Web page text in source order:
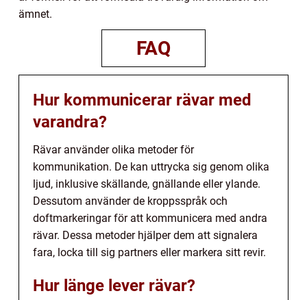
ämnet.
FAQ
Hur kommunicerar rävar med
varandra?
Rävar använder olika metoder för
kommunikation. De kan uttrycka sig genom olika
ljud, inklusive skällande, gnällande eller ylande.
Dessutom använder de kroppsspråk och
doftmarkeringar för att kommunicera med andra
rävar. Dessa metoder hjälper dem att signalera
fara, locka till sig partners eller markera sitt revir.
Hur länge lever rävar?